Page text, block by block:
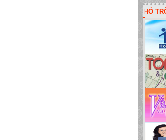
HỖ
lấy code liên kết các đơn vị! Hoặc bói vui: sim đẹp, đặt